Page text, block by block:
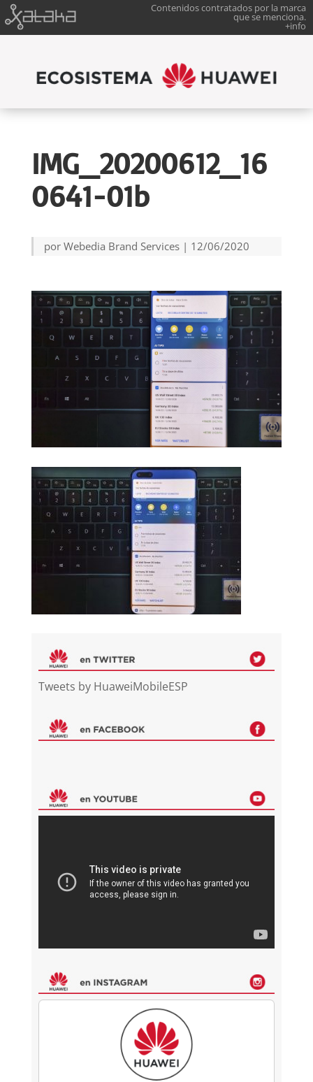
Contenidos contratados por la marca
que se menciona.
+info
IMG_20200612_16
0641-01b
por Webedia Brand Services| 12/06/2020
Tweets by HuaweiMobileESP